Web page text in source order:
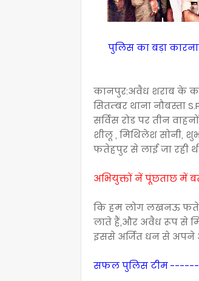
पुलिस का बड़ा
कानपुर:अवैध शराब के
सितम्बर थाना नौबस्ता
सर्विस रोड पर तीन
शीलू , मिथिलेश सोनी,
फतेहपुर से लाई जा रही
अभियुक्तों नें पूंछताछ में
कि हम लोग लखनऊ
लाते हैं,और अवैध रूप से
इससे अर्जित धन से अपने
सफल पुलिस टीम